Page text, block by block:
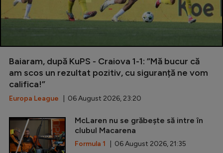
Baiaram, după KuPS - Craiova 1-1: ”Mă bucur că
am scos un rezultat pozitiv, cu siguranță ne vom
califica!”
Europa League | 06 August 2026, 23:20
McLaren nu se grăbește să intre în
clubul Macarena
Formula 1 | 06 August 2026, 21:35